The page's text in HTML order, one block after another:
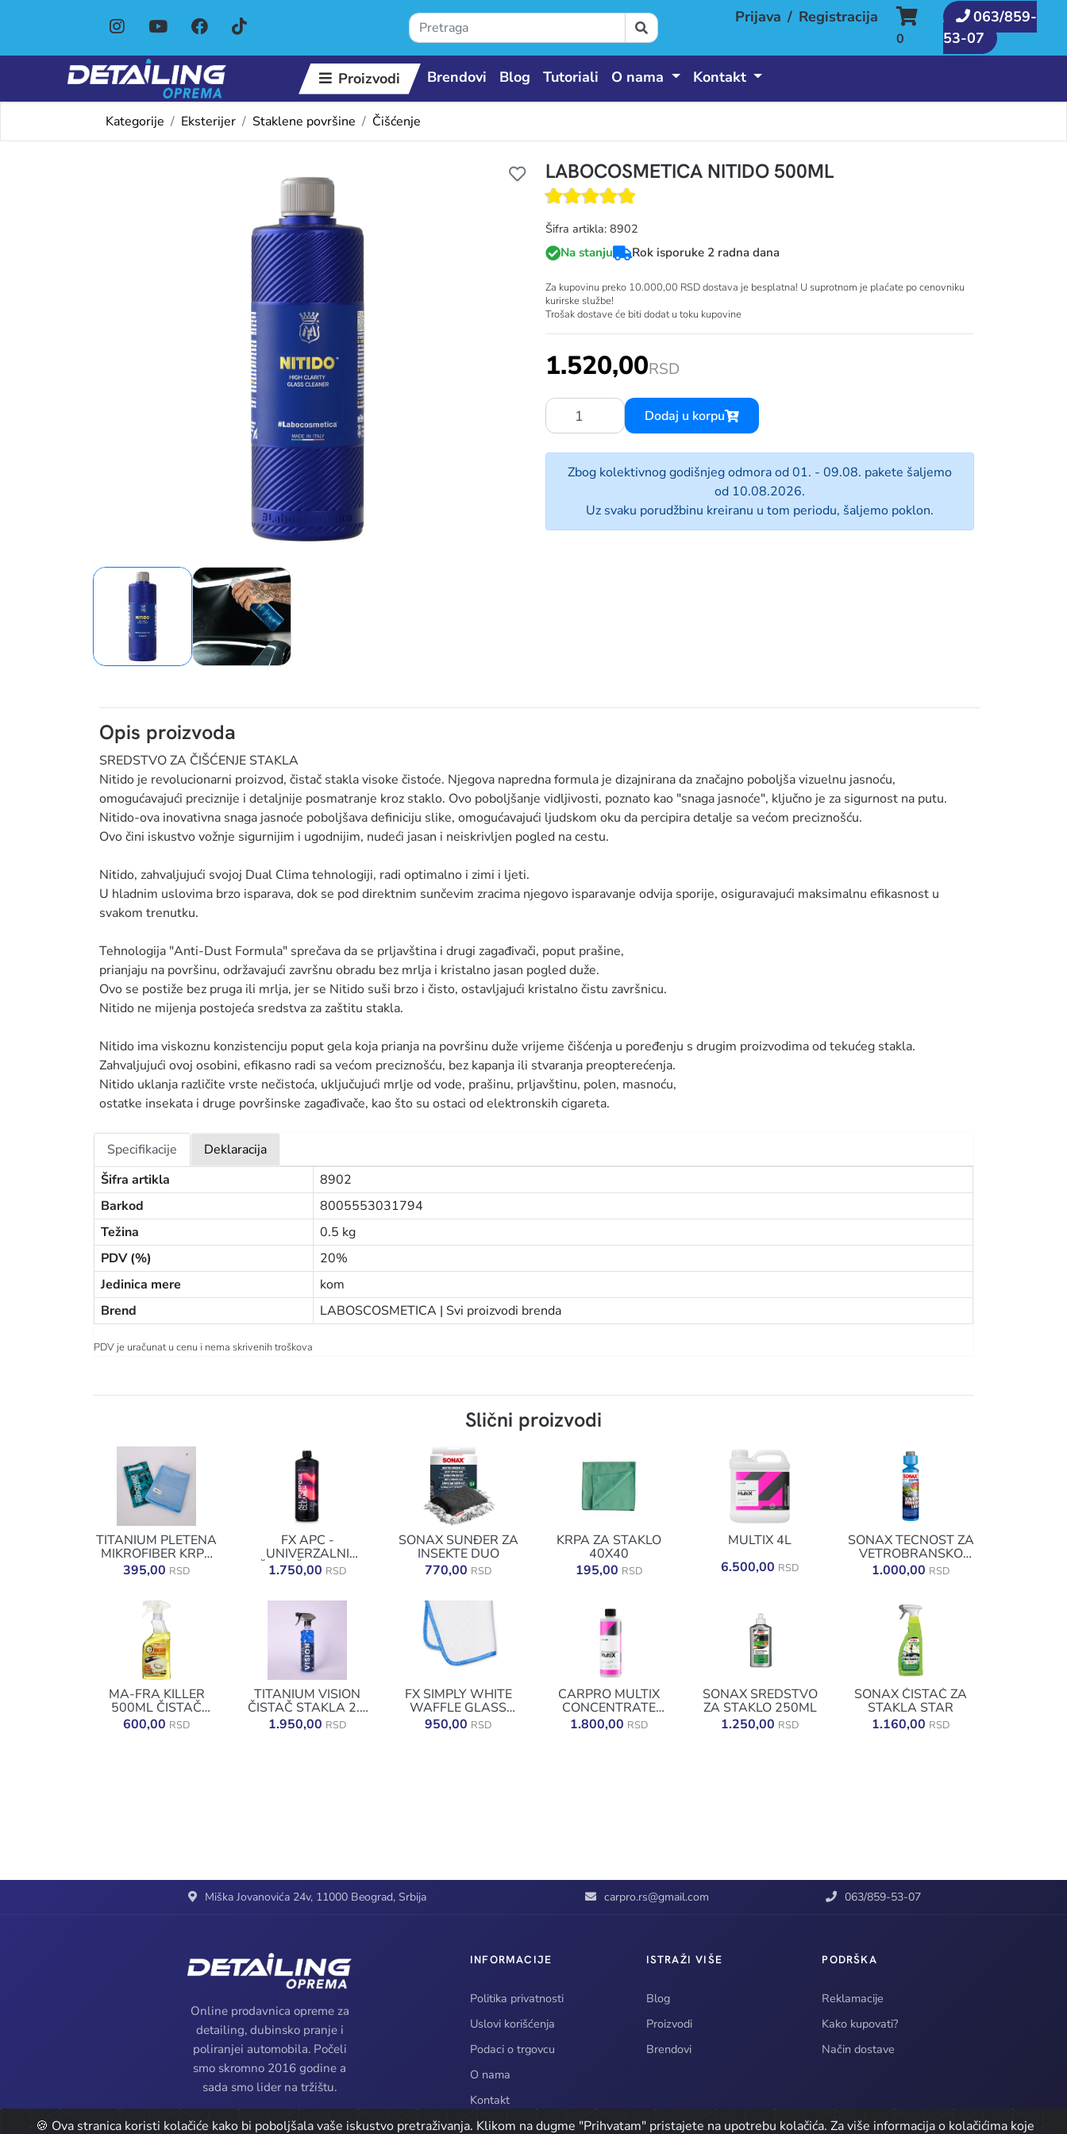
Prijava / Registracija
0
063/859-
53-07
Proizvodi Brendovi Blog Tutoriali O nama Kontakt
Kategorije Eksterijer Staklene površine Čišćenje
LABOCOSMETICA NITIDO 500ML
Šifra artikla: 8902
Na stanju
Rok isporuke 2 radna dana
Za kupovinu preko 10.000,00 RSD dostava je besplatna! U suprotnom je plaćate po cenovniku
kurirske službe!
Trošak dostave će biti dodat u toku kupovine
1.520,00RSD
Količina: Dodaj u korpu
Zbog kolektivnog godišnjeg odmora od 01. - 09.08. pakete šaljemo
od 10.08.2026.
Uz svaku porudžbinu kreiranu u tom periodu, šaljemo poklon.
LABOCOSMETICA NITIDO 500ML
Opis proizvoda
SREDSTVO ZA ČIŠĆENJE STAKLA
Nitido je revolucionarni proizvod, čistač stakla visoke čistoće. Njegova napredna formula je dizajnirana da značajno poboljša vizuelnu jasnoću,
omogućavajući preciznije i detaljnije posmatranje kroz staklo. Ovo poboljšanje vidljivosti, poznato kao "snaga jasnoće", ključno je za sigurnost na putu.
Nitido-ova inovativna snaga jasnoće poboljšava definiciju slike, omogućavajući ljudskom oku da percipira detalje sa većom preciznošću.
Ovo čini iskustvo vožnje sigurnijim i ugodnijim, nudeći jasan i neiskrivljen pogled na cestu.
Nitido, zahvaljujući svojoj Dual Clima tehnologiji, radi optimalno i zimi i ljeti.
U hladnim uslovima brzo isparava, dok se pod direktnim sunčevim zracima njegovo isparavanje odvija sporije, osiguravajući maksimalnu efikasnost u
svakom trenutku.
Tehnologija "Anti-Dust Formula" sprečava da se prljavština i drugi zagađivači, poput prašine,
prianjaju na površinu, održavajući završnu obradu bez mrlja i kristalno jasan pogled duže.
Ovo se postiže bez pruga ili mrlja, jer se Nitido suši brzo i čisto, ostavljajući kristalno čistu završnicu.
Nitido ne mijenja postojeća sredstva za zaštitu stakla.
Nitido ima viskoznu konzistenciju poput gela koja prianja na površinu duže vrijeme čišćenja u poređenju s drugim proizvodima od tekućeg stakla.
Zahvaljujući ovoj osobini, efikasno radi sa većom preciznošću, bez kapanja ili stvaranja preopterećenja.
Nitido uklanja različite vrste nečistoća, uključujući mrlje od vode, prašinu, prljavštinu, polen, masnoću,
ostatke insekata i druge površinske zagađivače, kao što su ostaci od elektronskih cigareta.
Specifikacije
Deklaracija
Šifra artikla
8902
Barkod
8005553031794
Težina
0.5 kg
PDV (%)
20%
Jedinica mere
kom
Brend
LABOSCOSMETICA | Svi proizvodi brenda
PDV je uračunat u cenu i nema skrivenih troškova
Slični proizvodi
TITANIUM PLETENA
MIKROFIBER KRPA
ZA STAKLO 1KOM
395,00 RSD
FX APC -
UNIVERZALNI
ČISTAČ 1000ML
1.750,00 RSD
SONAX SUNĐER ZA
INSEKTE DUO
770,00 RSD
KRPA ZA STAKLO
40X40
195,00 RSD
MULTIX 4L
6.500,00 RSD
SONAX TECNOST ZA
VETROBRANSKO
STAKLO 250ML
1:100 KONCENTRAT
1.000,00 RSD
MA-FRA KILLER
500ML ČISTAČ
INSEKATA
600,00 RSD
TITANIUM VISION
ČISTAČ STAKLA 2.5
L
1.950,00 RSD
FX SIMPLY WHITE
WAFFLE GLASS
40X40 - KRPA ZA
STAKLO
950,00 RSD
CARPRO MULTIX
CONCENTRATE
500ML
1.800,00 RSD
SONAX SREDSTVO
ZA STAKLO 250ML
1.250,00 RSD
SONAX ČISTAČ ZA
STAKLA STAR
1.160,00 RSD
Miška Jovanovića 24v, 11000 Beograd, Srbija carpro.rs@gmail.com 063/859-53-07
Online prodavnica opreme za
detailing, dubinsko pranje i
poliranjei automobila. Počeli
smo skromno 2016 godine a
sada smo lider na tržištu.
INFORMACIJE
Politika privatnosti
Uslovi korišćenja
Podaci o trgovcu
O nama
Kontakt
ISTRAŽI VIŠE
Blog
Proizvodi
Brendovi
PODRŠKA
Reklamacije
Kako kupovati?
Način dostave
🍪 Ova stranica koristi kolačiće kako bi poboljšala vaše iskustvo pretraživanja. Klikom na dugme "Prihvatam" pristajete na upotrebu kolačića. Za više informacija o kolačićima koje